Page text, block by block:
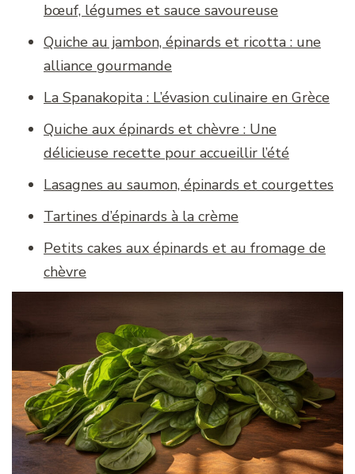
bœuf, légumes et sauce savoureuse
Quiche au jambon, épinards et ricotta : une
alliance gourmande
La Spanakopita : L’évasion culinaire en Grèce
Quiche aux épinards et chèvre : Une
délicieuse recette pour accueillir l’été
Lasagnes au saumon, épinards et courgettes
Tartines d’épinards à la crème
Petits cakes aux épinards et au fromage de
chèvre